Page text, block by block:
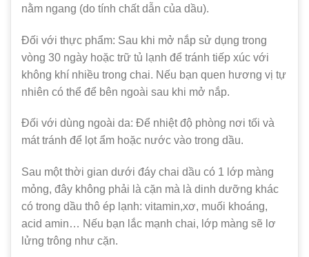
nằm ngang (do tính chất dẫn của dầu).
Đối với thực phẩm: Sau khi mở nắp sử dụng trong
vòng 30 ngày hoặc trữ tủ lạnh để tránh tiếp xúc với
không khí nhiều trong chai. Nếu bạn quen hương vị tự
nhiên có thể để bên ngoài sau khi mở nắp.
Đối với dùng ngoài da: Để nhiệt độ phòng nơi tối và
mát tránh để lọt ẩm hoặc nước vào trong dầu.
Sau một thời gian dưới đáy chai dầu có 1 lớp màng
mỏng, đây không phải là cặn mà là dinh dưỡng khác
có trong dầu thô ép lạnh: vitamin,xơ, muối khoáng,
acid amin… Nếu bạn lắc mạnh chai, lớp màng sẽ lơ
lửng trông như cặn.